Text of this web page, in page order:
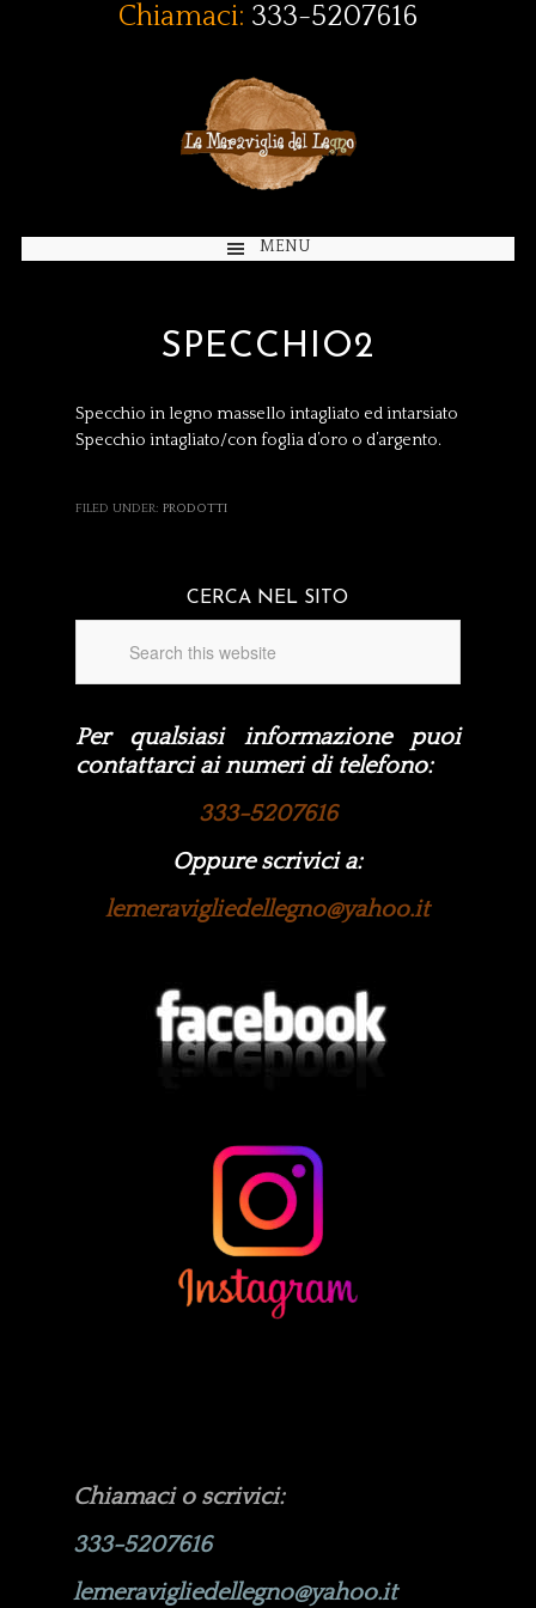
Chiamaci: 333-5207616
MENU
SPECCHIO2
Specchio in legno massello intagliato ed intarsiato
Specchio intagliato/con foglia d’oro o d’argento.
FILED UNDER: PRODOTTI
CERCA NEL SITO
Per qualsiasi informazione puoi
contattarci ai numeri di telefono:
333-5207616
Oppure scrivici a:
lemeravigliedellegno@yahoo.it
Chiamaci o scrivici:
333-5207616
lemeravigliedellegno@yahoo.it